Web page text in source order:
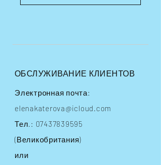
ОБСЛУЖИВАНИЕ КЛИЕНТОВ
Электронная почта:
elenakaterova@icloud.com
Тел.: 07437839595
(Великобритания)
или